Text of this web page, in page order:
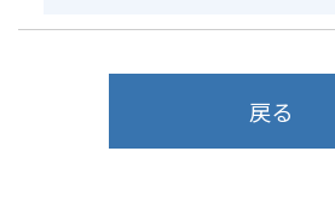
戻る